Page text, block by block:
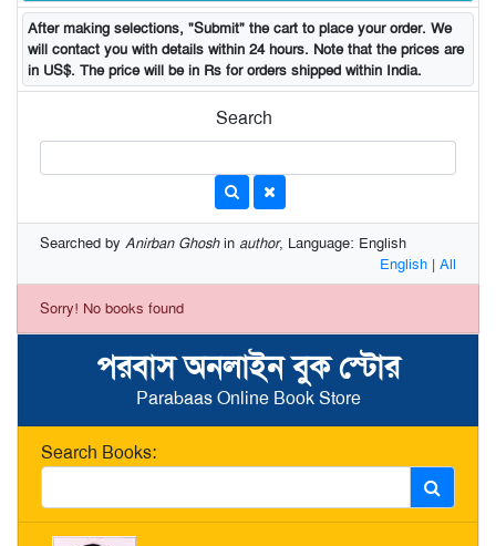
পরবাস অনলাইন বুক স্টোর
Parabaas Online Book Store
Search Books:
After making selections, "Submit" the cart to place your order. We
will contact you with details within 24 hours. Note that the prices are
in US$. The price will be in Rs for orders shipped within India.
Search
Searched by Anirban Ghoshin author, Language: English
English | All
Sorry! No books found